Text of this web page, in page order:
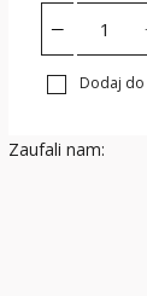
Dodaj
Zaufali nam: